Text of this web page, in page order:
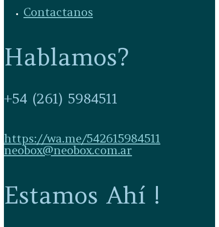
Contactanos
Hablamos?
+54 (261) 5984511
https://wa.me/542615984511
neobox@neobox.com.ar
Estamos Ahí !